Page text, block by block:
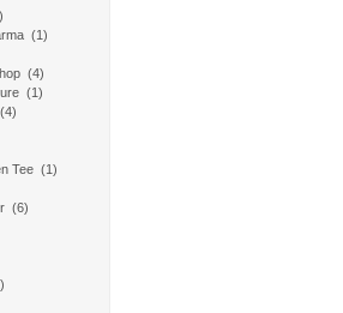
(1)
(4)
(1)
(4)
Tee (1)
(6)